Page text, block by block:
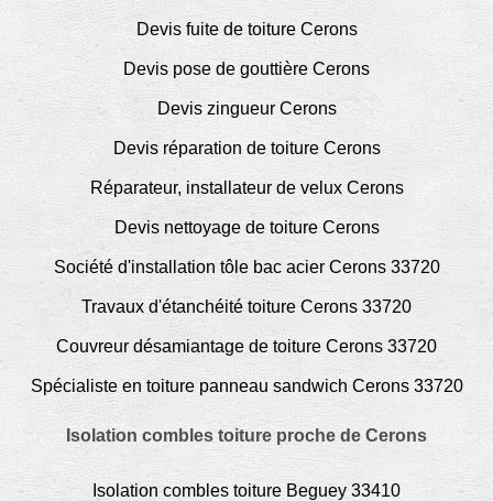
Devis fuite de toiture Cerons
Devis pose de gouttière Cerons
Devis zingueur Cerons
Devis réparation de toiture Cerons
Réparateur, installateur de velux Cerons
Devis nettoyage de toiture Cerons
Société d'installation tôle bac acier Cerons 33720
Travaux d'étanchéité toiture Cerons 33720
Couvreur désamiantage de toiture Cerons 33720
Spécialiste en toiture panneau sandwich Cerons 33720
Isolation combles toiture proche de Cerons
Isolation combles toiture Beguey 33410